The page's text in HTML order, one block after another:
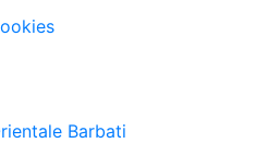
Barbati